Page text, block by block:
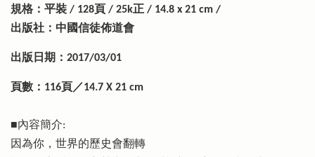
規格：平裝 / 128頁 / 25k正 / 14.8 x 21 cm /
出版社：中國信徒佈道會
出版日期：2017/03/01
頁數：116頁／14.7 X 21 cm
■內容簡介:
因為你，世界的歷史會翻轉